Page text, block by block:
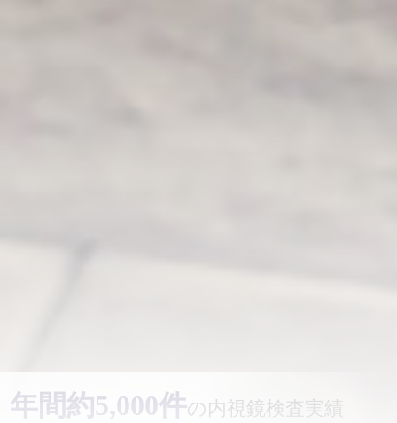
確》《短時間》
年間約5,000件の内視鏡検査実績
女性も安心の個室完備